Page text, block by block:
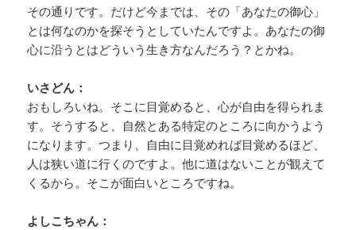
その通りです。だけど今までは、その「あなたの御心」
とは何なのかを探そうとしていたんですよ。あなたの御
心に沿うとはどういう生き方なんだろう？とかね。
いさどん：
おもしろいね。そこに目覚めると、心が自由を得られま
す。そうすると、自然とある特定のところに向かうよう
になります。つまり、自由に目覚めれば目覚めるほど、
人は狭い道に行くのですよ。他に道はないことが観えて
くるから。そこが面白いところですね。
よしこちゃん：